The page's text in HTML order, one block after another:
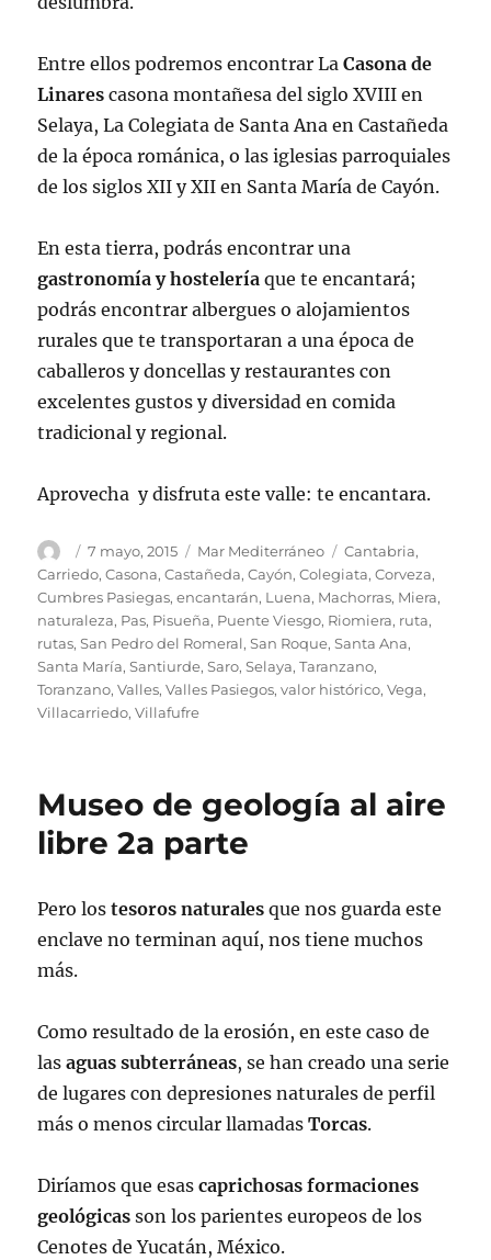
Entre ellos podremos encontrar LaCasona de
Linares casona montañesa del siglo XVIII en
Selaya, La Colegiata de Santa Ana en Castañeda
de la época románica, o las iglesias parroquiales
de los siglos XII y XII en Santa María de Cayón.
En esta tierra, podrás encontrar una
gastronomía y hostelería que te encantará;
podrás encontrar albergues o alojamientos
rurales que te transportaran a una época de
caballeros y doncellas y restaurantes con
excelentes gustos y diversidad en comida
tradicional y regional.
Aprovecha y disfruta este valle: te encantara.
Autor
Publicado
el
7 mayo, 2015 Categorías
Mar Mediterráneo Etiquetas
Cantabria,
Carriedo,Casona,Castañeda,Cayón,Colegiata,Corveza,
Cumbres Pasiegas,encantarán, Luena, Machorras, Miera,
naturaleza, Pas, Pisueña, Puente Viesgo, Riomiera, ruta,
rutas,San Pedro del Romeral,San Roque,Santa Ana,
Santa María,Santiurde,Saro,Selaya,Taranzano,
Toranzano,Valles,Valles Pasiegos,valor histórico,Vega,
Villacarriedo,Villafufre
Museo de geología al aire
libre 2a parte
Pero lostesoros naturales que nos guarda este
enclave no terminan aquí, nos tiene muchos
más.
Como resultado de la erosión, en este caso de
lasaguas subterráneas, se han creado una serie
de lugares con depresiones naturales de perfil
más o menos circular llamadasTorcas.
Diríamos que esascaprichosas formaciones
geológicas son los parientes europeos de los
Cenotes de Yucatán, México.